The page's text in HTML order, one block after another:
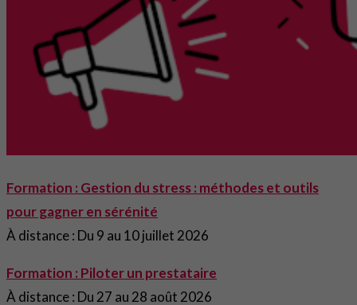
Formation : Gestion du stress : méthodes et outils
pour gagner en sérénité
À distance : Du 9 au 10 juillet 2026
Formation : Piloter un prestataire
À distance : Du 27 au 28 août 2026